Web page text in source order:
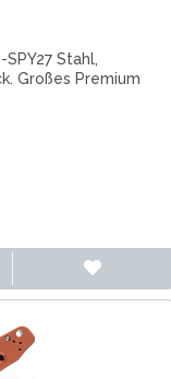
Stahl,
Großes Premium